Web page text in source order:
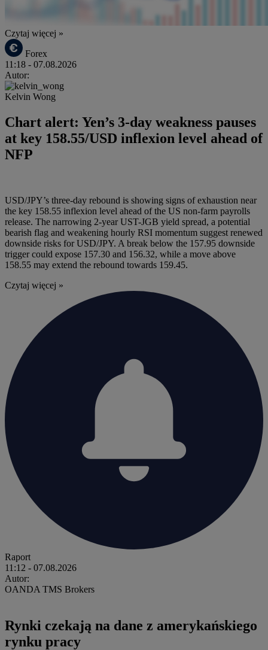
Czytaj więcej »
Forex
11:18 - 07.08.2026
Autor:
Kelvin Wong
Chart alert: Yen’s 3-day weakness pauses
at key 158.55/USD inflexion level ahead of
NFP
USD/JPY’s three-day rebound is showing signs of exhaustion near
the key 158.55 inflexion level ahead of the US non-farm payrolls
release. The narrowing 2-year UST-JGB yield spread, a potential
bearish flag and weakening hourly RSI momentum suggest renewed
downside risks for USD/JPY. A break below the 157.95 downside
trigger could expose 157.30 and 156.32, while a move above
158.55 may extend the rebound towards 159.45.
Czytaj więcej »
Raport
11:12 - 07.08.2026
Autor:
OANDA TMS Brokers
Rynki czekają na dane z amerykańskiego
rynku pracy